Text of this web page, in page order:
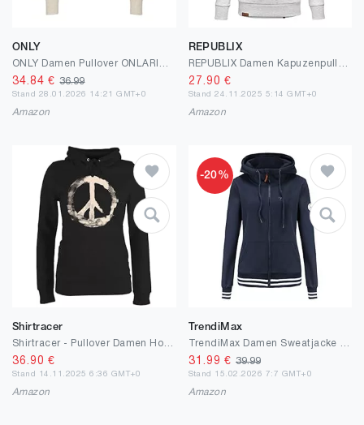
ONLY
34.84 €36.99
Stand 28.01.2026 14:21 GMT+0
Amazon
REPUBLIX
27.90 €
Stand 24.11.2025 5:14 GMT+0
Amazon
Shirtracer
36.90 €
Stand 14.11.2025 6:36 GMT+0
Amazon
-20%
TrendiMax
31.99 € 39.99
Stand 15.02.2026 7:7 GMT+0
Amazon